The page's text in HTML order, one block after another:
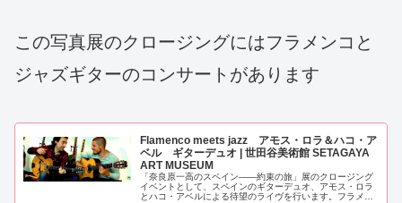
この写真展のクロージングにはフラメンコと
ジャズギターのコンサートがあります
Flamenco meets jazz アモス・ロラ＆ハコ・ア
ベル ギターデュオ | 世田谷美術館 SETAGAYA
ART MUSEUM
「奈良原一高のスペイン――約束の旅」展のクロージング
イベントとして、スペインのギターデュオ、アモス・ロラ
とハコ・アベルによる待望のライヴを行います。フラメン